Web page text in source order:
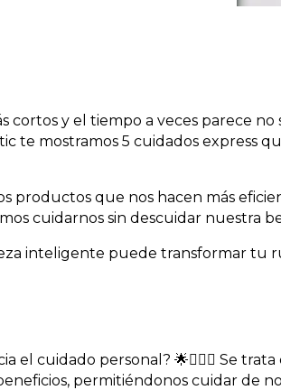
cortos y el tiempo a veces parece
te mostramos 5 cuidados express
productos que nos hacen más
cuidarnos sin descuidar nuestra
inteligente puede transformar tu
el cuidado personal? 🌟💆‍♀️✨ Se
permitiéndonos cuidar de